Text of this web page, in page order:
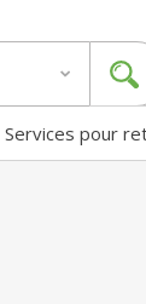
Services pour